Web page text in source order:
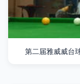
第二届雅威威台